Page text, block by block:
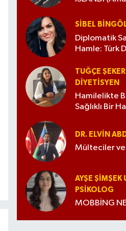
SIBEL
Diplomatik
Hamle: Türk
TUĞÇE
DIYETISYEN
Hamilelikte
Sağlıklı Bir
DR. ELVIN
Mülteciler ve
AYŞE
PSIKOLOG
MOBBİNG